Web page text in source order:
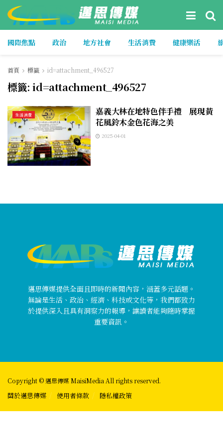
國際焦點 政治 地方社會 生活消費 健康樂活
首頁 標籤 id=attachment_496527
標籤:id=attachment_496527
生活消費
嘉義大林在地特色伴手禮 展現黃
花風鈴木金色花海之美
2025-04-01
邁思傳媒提供全面且即時的新聞內容，涵蓋多元話題。
無論是生活、政治、經濟、科技或文化等，我們都致力
於提供深入且具有洞察力的報導，讓讀者能夠隨時掌握
重要資訊。
Copyright © 邁思傳媒 MaisiMedia All rights reserved.
關於邁思傳媒 使用者條款 隱私權政策